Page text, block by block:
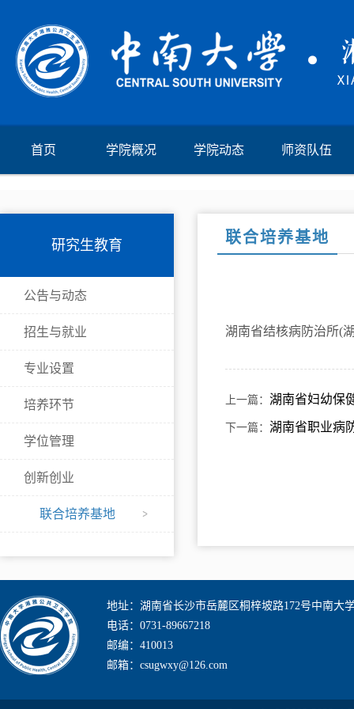
首页 学院概况 学院动态 师资队伍
研究生教育
公告与动态
招生与就业
专业设置
培养环节
学位管理
创新创业
联合培养基地
联合培养基地
湖南省结核病防治所(
上一篇： 湖南省妇幼保
下一篇： 湖南省职业病
地址：湖南省长沙市岳麓区桐梓坡路172号中南大
电话：0731-89667218
邮编：410013
邮箱：csugwxy@126.com